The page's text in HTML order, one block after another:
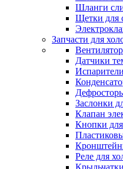
Шланги
Щетки для
Запчасти для
Датчики
Заслонки
Клапан
Кнопки
Реле для